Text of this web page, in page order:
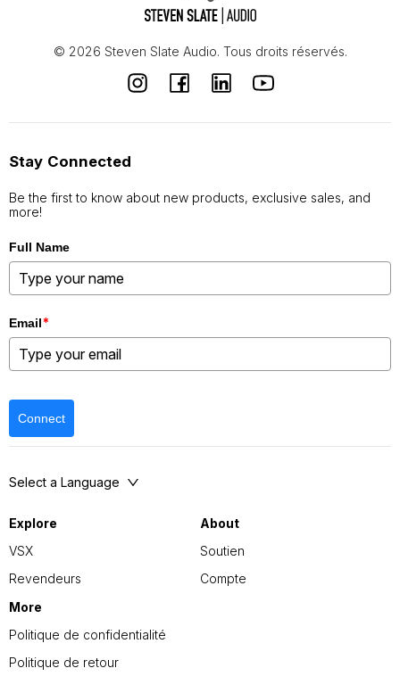
© 2026 Steven Slate Audio. Tous droits réservés.
Explore
VSX
Revendeurs
About
Soutien
Compte
More
Politique de confidentialité
Politique de retour
Select a Language
Stay Connected
Be the first to know about new products, exclusive sales, and
more!
Full Name
Email*
Connect